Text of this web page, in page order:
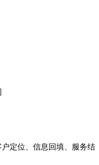
定位、信息回填、服务结